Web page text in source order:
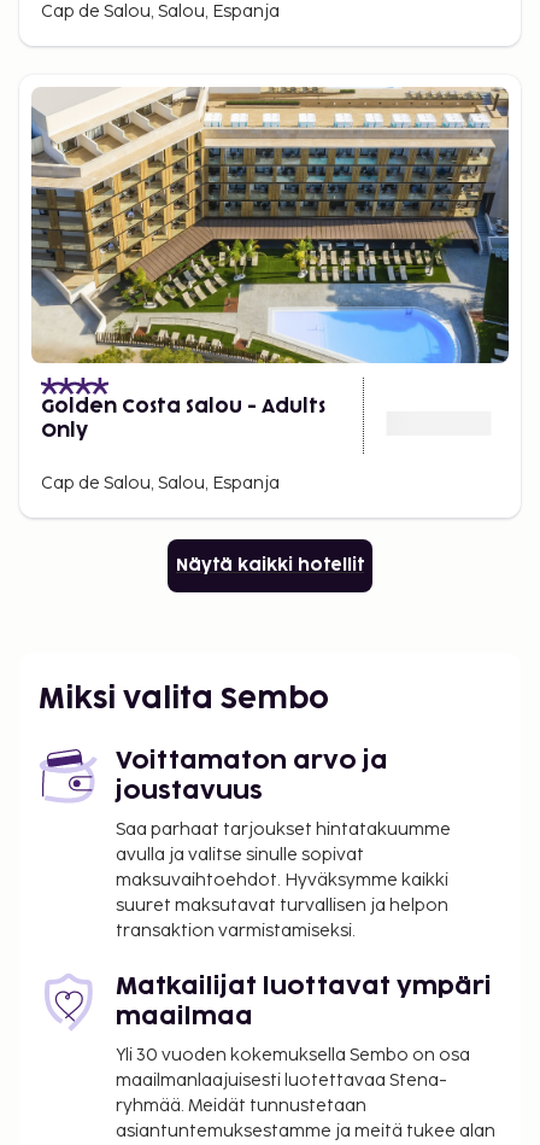
Cap de Salou, Salou, Espanja
Golden Costa Salou - Adults
Only
Cap de Salou, Salou, Espanja
Näytä kaikki hotellit
Miksi valita Sembo
Voittamaton arvo ja
joustavuus
Saa parhaat tarjoukset hintatakuumme
avulla ja valitse sinulle sopivat
maksuvaihtoehdot. Hyväksymme kaikki
suuret maksutavat turvallisen ja helpon
transaktion varmistamiseksi.
Matkailijat luottavat ympäri
maailmaa
Yli 30 vuoden kokemuksella Sembo on osa
maailmanlaajuisesti luotettavaa Stena-
ryhmää. Meidät tunnustetaan
asiantuntemuksestamme ja meitä tukee alan